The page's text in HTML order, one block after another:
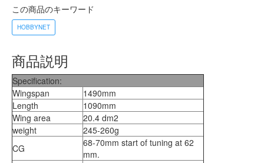
この商品のキーワード
HOBBYNET
商品説明
Specification:
Wingspan
1490mm
Length
1090mm
Wing area
20.4 dm2
weight
245-260g
CG
68-70mm start of tuning at 62
mm.